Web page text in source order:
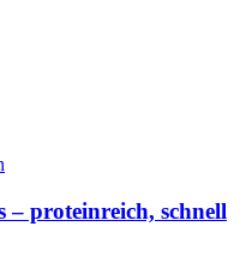
– proteinreich, schnell